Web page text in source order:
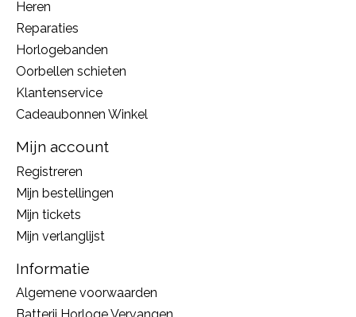
Heren
Reparaties
Horlogebanden
Oorbellen schieten
Klantenservice
Cadeaubonnen Winkel
Mijn account
Registreren
Mijn bestellingen
Mijn tickets
Mijn verlanglijst
Informatie
Algemene voorwaarden